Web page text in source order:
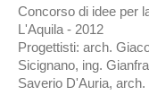
Concorso di idee per
L'Aquila - 2012
Progettisti: arch.
Sicignano, ing.
Saverio D'Auria,